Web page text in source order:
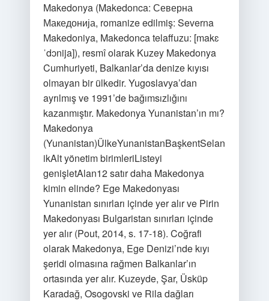
Makedonya (Makedonca: Северна
Македонија, romanize edilmiş: Severna
Makedoniya, Makedonca telaffuzu: [makɛ
ˈdɔnija]), resmî olarak Kuzey Makedonya
Cumhuriyeti, Balkanlar’da denize kıyısı
olmayan bir ülkedir. Yugoslavya’dan
ayrılmış ve 1991’de bağımsızlığını
kazanmıştır. Makedonya Yunanistan’ın mı?
Makedonya
(Yunanistan)ÜlkeYunanistanBaşkentSelan
ikAlt yönetim birimleriListeyi
genişletAlan12 satır daha Makedonya
kimin elinde? Ege Makedonyası
Yunanistan sınırları içinde yer alır ve Pirin
Makedonyası Bulgaristan sınırları içinde
yer alır (Pout, 2014, s. 17-18). Coğrafi
olarak Makedonya, Ege Denizi’nde kıyı
şeridi olmasına rağmen Balkanlar’ın
ortasında yer alır. Kuzeyde, Şar, Üsküp
Karadağ, Osogovski ve Rila dağları